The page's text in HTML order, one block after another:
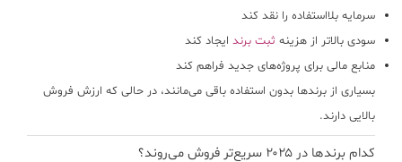
سرمایه بلااستفاده را نقد کند
سودی بالاتر از هزینه ثبت برند ایجاد کند
منابع مالی برای پروژه‌های جدید فراهم کند
بسیاری از برندها بدون استفاده باقی می‌مانند، در حالی که ارزش فروش
بالایی دارند.
کدام برندها در ۲۰۲۵ سریع‌تر فروش می‌روند؟